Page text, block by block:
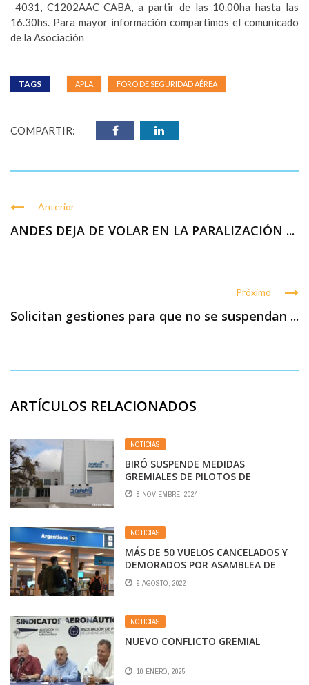
4031, C1202AAC CABA, a partir de las 10.00ha hasta las
16.30hs. Para mayor información compartimos el comunicado
de la Asociación
TAGS APLA FORO DE SEGURIDAD AÉREA
COMPARTIR:
Anterior
ANDES DEJA DE VOLAR EN LA PARALIZACIÓN ...
Próximo
Solicitan gestiones para que no se suspendan ...
ARTÍCULOS RELACIONADOS
NOTICIAS
BIRÓ SUSPENDE MEDIDAS
GREMIALES DE PILOTOS DE
AEROLÍNEAS ARGENTINAS COMO
MUESTRA DE ¨BUENA FE¨.
8 NOVIEMBRE, 2024
NOTICIAS
MÁS DE 50 VUELOS CANCELADOS Y
DEMORADOS POR ASAMBLEA DE
PILOTOS EN AEROPARQUE
9 AGOSTO, 2022
NOTICIAS
NUEVO CONFLICTO GREMIAL
10 ENERO, 2025